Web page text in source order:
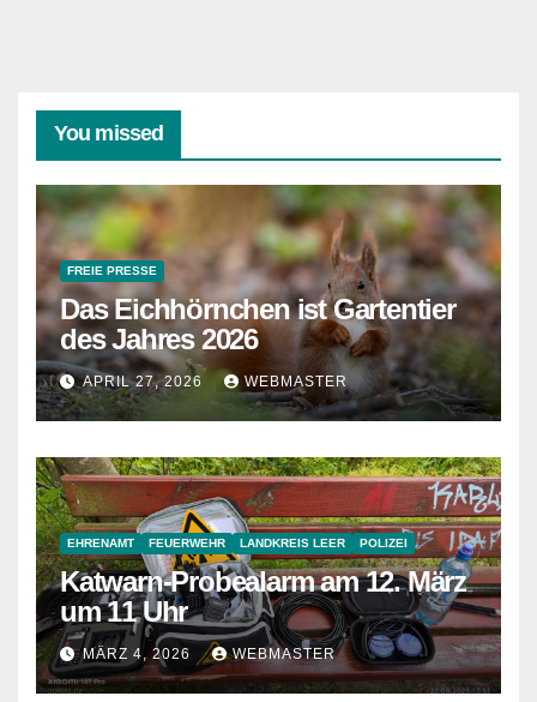
You missed
FREIE PRESSE
Das Eichhörnchen ist Gartentier
des Jahres 2026
APRIL 27, 2026 WEBMASTER
EHRENAMT FEUERWEHR LANDKREIS LEER POLIZEI
Katwarn-Probealarm am 12. März
um 11 Uhr
MÄRZ 4, 2026 WEBMASTER